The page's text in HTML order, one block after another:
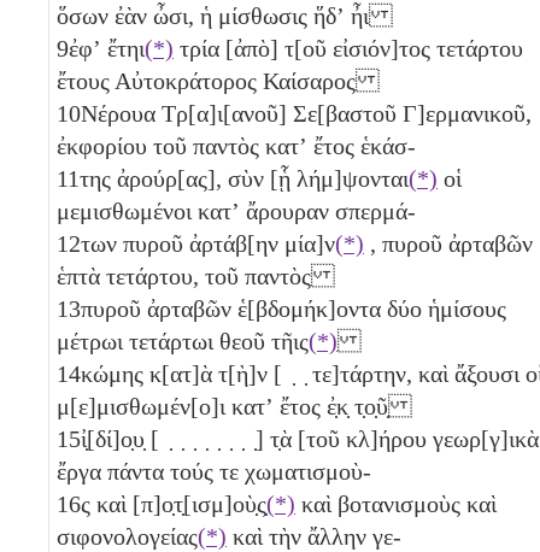
ὅσων ἐὰν ὦσι, ἡ μίσθωσις ἥδʼ ἦι
9ἐφʼ ἔτηι(*) τρία [ἀπὸ] τ[οῦ εἰσιόν]τος τετάρτου
ἔτους Αὐτοκράτορος Καίσαρος
10Νέρουα Τρ[α]ι[ανοῦ] Σε[βαστοῦ Γ]ερμανικοῦ,
ἐκφορίου τοῦ παντὸς κατʼ ἔτος ἑκάσ-
11της ἀρούρ[ας], σὺν [ᾗ λήμ]ψονται(*) οἱ
μεμισθωμένοι κατʼ ἄρουραν σπερμά-
12των πυροῦ ἀρτάβ[ην μία]ν(*) , πυροῦ ἀρταβῶν
ἑπτὰ τετάρτου, τοῦ παντὸς
13πυροῦ ἀρταβῶν ἑ[βδομήκ]οντα δύο ἡμίσους
μέτρωι τετάρτωι θεοῦ τῆις(*)
14κώμης κ[ατ]ὰ τ[ὴ]ν [ ̣ ̣ τε]τάρτην, καὶ ἄξουσι
μ[ε]μισθωμέν[ο]ι κατʼ ἔτος ἐ̣κ̣ τ̣ο̣ῦ̣
15ἰ̣[δί]ο̣υ̣ [ ̣ ̣ ̣ ̣ ̣ ̣ ̣ ̣] τ̣ὰ [τοῦ κλ]ήρου γεωρ[γ]ικὰ
ἔργα πάντα τούς τε χωματισμοὺ-
16ς καὶ [π]ο̣τ̣[ισμ]οὺ̣ς̣(*) καὶ βοτανισμοὺς καὶ
σιφονολογείας(*) καὶ τὴν ἄλλην γε-